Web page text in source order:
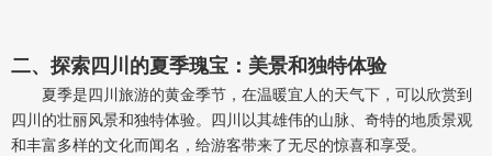
二、探索四川的夏季瑰宝：美景和独特体验
夏季是四川旅游的黄金季节，在温暖宜人的天气下，可以欣赏到
四川的壮丽风景和独特体验。四川以其雄伟的山脉、奇特的地质景观
和丰富多样的文化而闻名，给游客带来了无尽的惊喜和享受。